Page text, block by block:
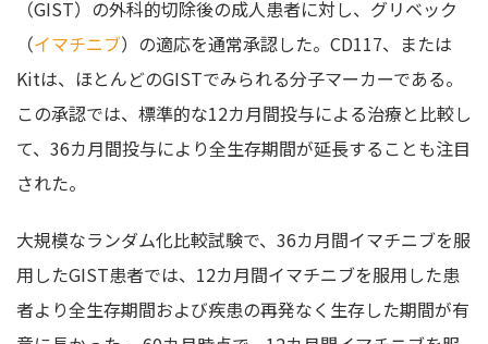
（GIST）の外科的切除後の成人患者に対し、グリベック
（イマチニブ）の適応を通常承認した。CD117、または
Kitは、ほとんどのGISTでみられる分子マーカーである。
この承認では、標準的な12カ月間投与による治療と比較し
て、36カ月間投与により全生存期間が延長することも注目
された。
大規模なランダム化比較試験で、36カ月間イマチニブを服
用したGIST患者では、12カ月間イマチニブを服用した患
者より全生存期間および疾患の再発なく生存した期間が有